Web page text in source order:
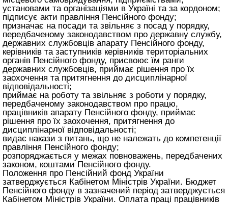
установами та організаціями в Україні та за кордоном;
підписує акти правління Пенсійного фонду;
призначає на посади та звільняє з посад у порядку,
передбаченому законодавством про державну службу,
державних службовців апарату Пенсійного фонду,
керівників та заступників керівників територіальних
органів Пенсійного фонду, присвоює їм ранги
державних службовців, приймає рішення про їх
заохочення та притягнення до дисциплінарної
відповідальності;
приймає на роботу та звільняє з роботи у порядку,
передбаченому законодавством про працю,
працівників апарату Пенсійного фонду, приймає
рішення про їх заохочення, притягнення до
дисциплінарної відповідальності;
видає накази з питань, що не належать до компетенції
правління Пенсійного фонду;
розпоряджається у межах повноважень, передбачених
законом, коштами Пенсійного фонду.
Положення про Пенсійний фонд України
затверджується Кабінетом Міністрів України. Бюджет
Пенсійного фонду в зазначений період затверджується
Кабінетом Міністрів України. Оплата праці працівників